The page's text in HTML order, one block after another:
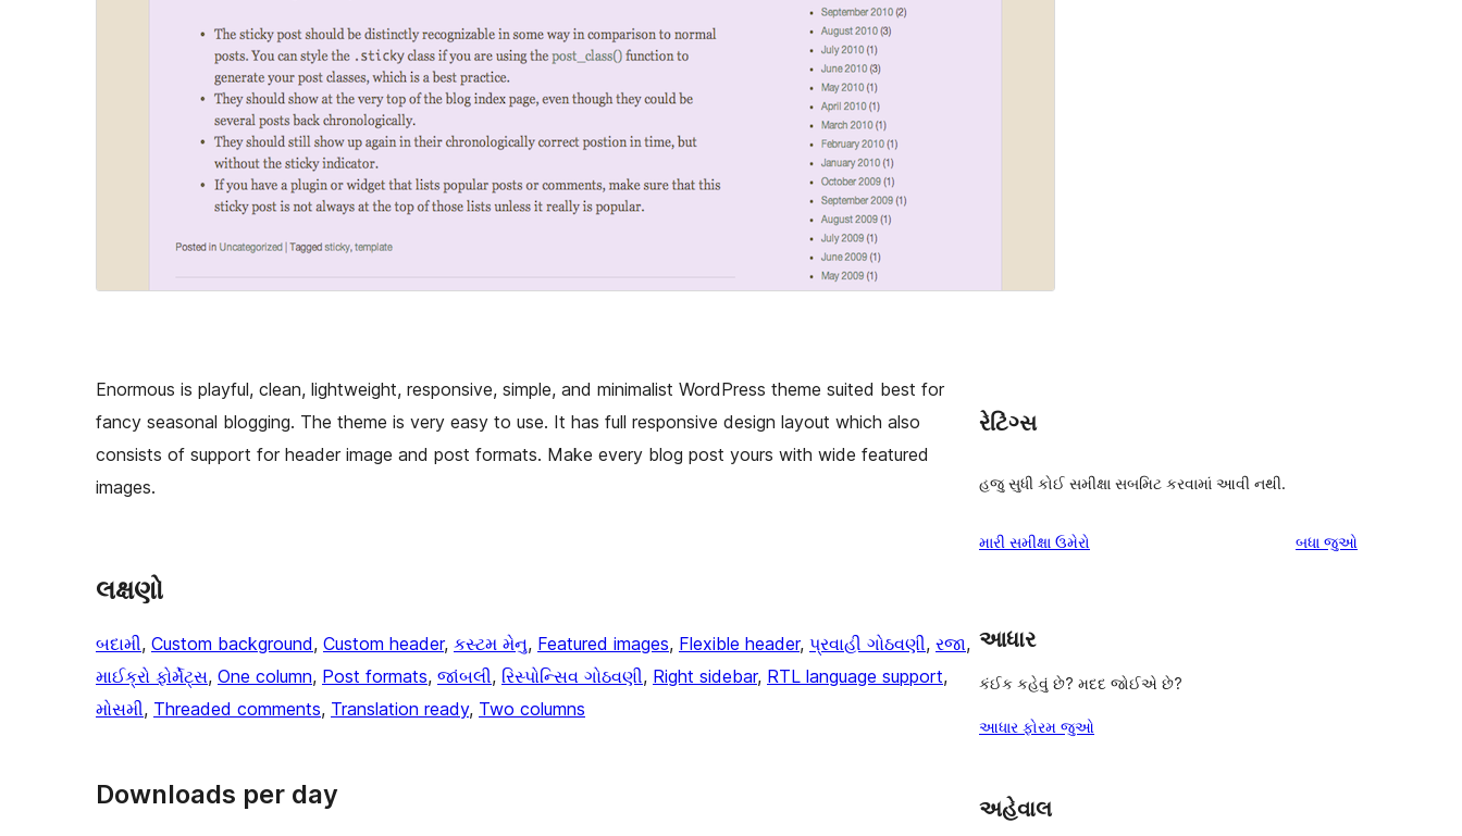
Enormous is playful, clean, lightweight, responsive, simple, and minimalist WordPress theme suited best for
fancy seasonal blogging. The theme is very easy to use. It has full responsive design layout which also
consists of support for header image and post formats. Make every blog post yours with wide featured
images.
લક્ષણો
બદામી, Custom background, Custom header, કસ્ટમ મેનુ, Featured images, Flexible header, પ્રવાહી ગોઠવણી, રજા
માઈક્રો ફોર્મેટ્સ, One column, Post formats, જાંબલી, રિસ્પોન્સિવ ગોઠવણી, Right sidebar, RTL language support
મોસમી, Threaded comments, Translation ready, Two columns
Downloads per day
રેટિંગ્સ
હજુ સુધી કોઈ સમીક્ષા સબમિટ કરવામાં આવી નથી.
મારી સમીક્ષા ઉમેરો બધા સમીક્ષાઓ
જુઓ
આધાર
કંઈક કહેવું છે? મદદ જોઈએ છે?
આધાર ફોરમ જુઓ
અહેવાલ